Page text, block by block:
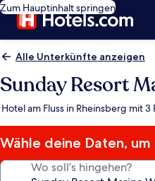
Zum Hauptinhalt springen
Alle Unterkünfte anzeigen
Sunday Resort
Hotel am Fluss in Rheinsberg mit
Wähle deine Daten, um
Wo soll’s hingehen?